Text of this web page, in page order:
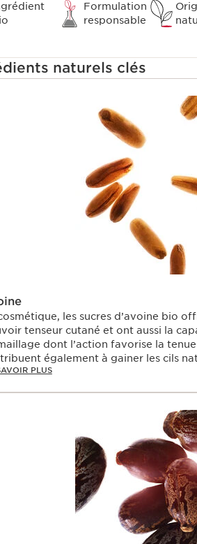
Formulation
responsable
naturels clés
les sucres d’avoine bio
tenseur cutané et ont aussi la
dont l’action favorise la
également à gainer les cils
PLUS